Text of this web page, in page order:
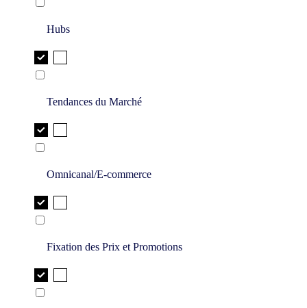
Hubs
Tendances du Marché
Omnicanal/E-commerce
Fixation des Prix et Promotions